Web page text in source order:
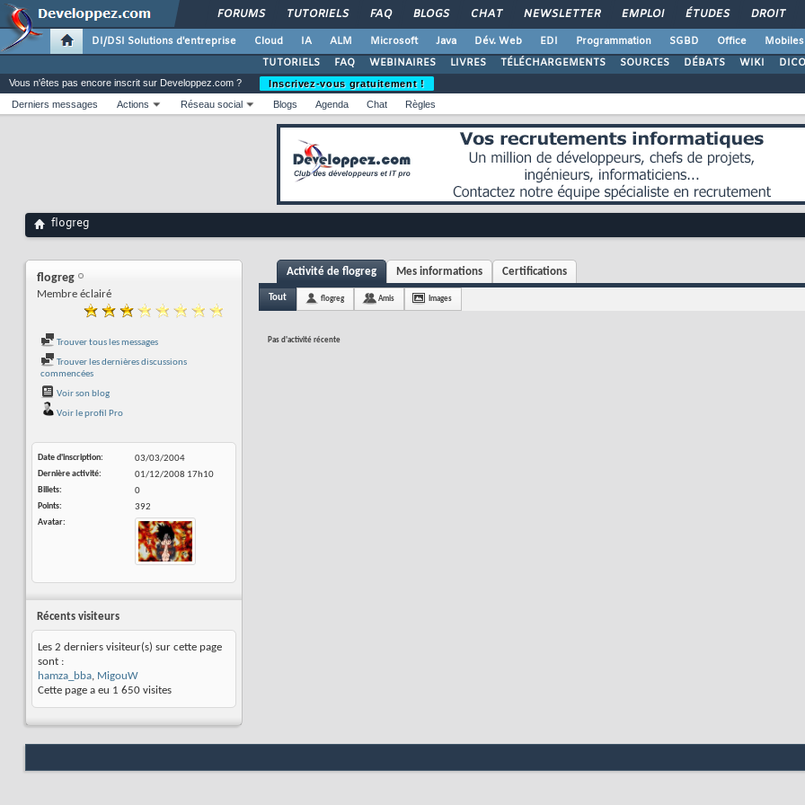
FORUMS TUTORIELS FAQ BLOGS CHAT NEWSLETTER EMPLOI ÉTUDES DROIT
DI/DSI Solutions d'entreprise Cloud IA ALM Microsoft Java Dév. Web EDI Programmation SGBD Office Mobiles
TUTORIELS
FAQ WEBINAIRES LIVRES TÉLÉCHARGEMENTS SOURCES DÉBATS WIKI DICO
Vous n'êtes pas encore inscrit sur Developpez.com ?
Inscrivez-vous gratuitement !
Derniers messages
Actions Réseau social Blogs Agenda Chat Règles
flogreg
flogreg
Membre éclairé
Trouver tous les messages
Trouver les dernières discussions
commencées
Voir son blog
Voir le profil Pro
Date d'inscription
03/03/2004
Dernière activité
01/12/2008 17h10
Billets
0
Points
392
Avatar
Récents visiteurs
Les 2 derniers visiteur(s) sur cette page
sont :
hamza_bba, MigouW
Cette page a eu 1 650 visites
Activité de flogreg Mes informations Certifications
Tout flogreg Amis Images
Pas d'activité récente